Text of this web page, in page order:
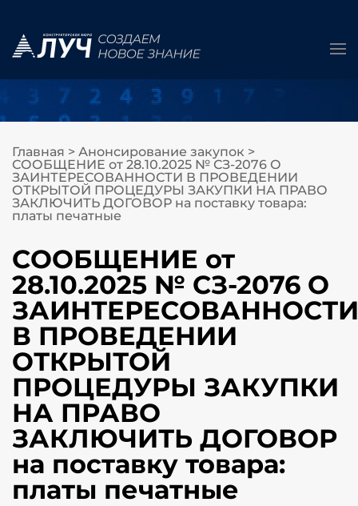
Главная > Анонсирование закупок >
СООБЩЕНИЕ от 28.10.2025 № СЗ-2076 О
ЗАИНТЕРЕСОВАННОСТИ В ПРОВЕДЕНИИ
ОТКРЫТОЙ ПРОЦЕДУРЫ ЗАКУПКИ НА ПРАВО
ЗАКЛЮЧИТЬ ДОГОВОР на поставку товара:
платы печатные
СООБЩЕНИЕ от
28.10.2025 № СЗ-2076 О
ЗАИНТЕРЕСОВАННОСТИ
В ПРОВЕДЕНИИ
ОТКРЫТОЙ
ПРОЦЕДУРЫ ЗАКУПКИ
НА ПРАВО
ЗАКЛЮЧИТЬ ДОГОВОР
на поставку товара:
платы печатные